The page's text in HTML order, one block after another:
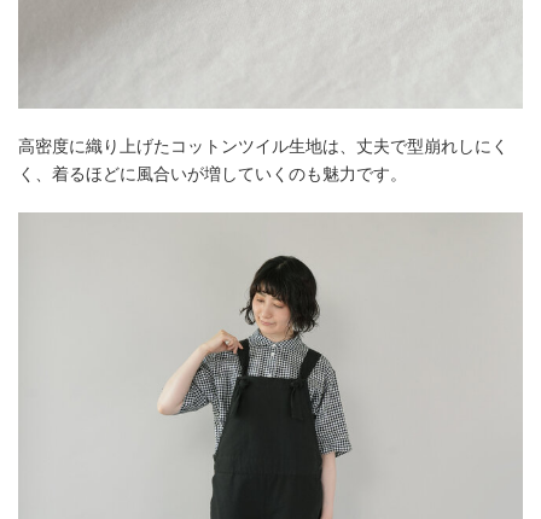
高密度に織り上げたコットンツイル生地は、丈夫で型崩れしにく
く、着るほどに風合いが増していくのも魅力です。